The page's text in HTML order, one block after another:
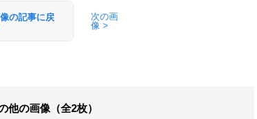
の記事に戻
次の画
像 >
他の画像（全2枚）